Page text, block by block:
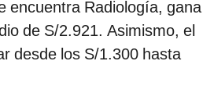
encuentra Radiología, gana
de S/2.921. Asimismo, el
desde los S/1.300 hasta